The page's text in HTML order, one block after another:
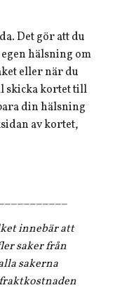
Det gör att du
hälsning om
eller när du
skicka kortet till
din hälsning
av kortet,
innebär att
saker från
sakerna